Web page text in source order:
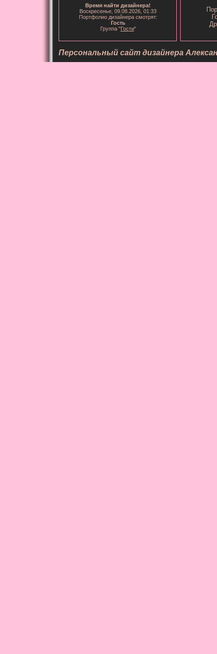
Время найти дизайнера!
Воскресенье, 09.08.2026, 01:33
Портфолио дизайнера смотрят:
Гость
Группа "Гости"
Персональный сайт дизайнера